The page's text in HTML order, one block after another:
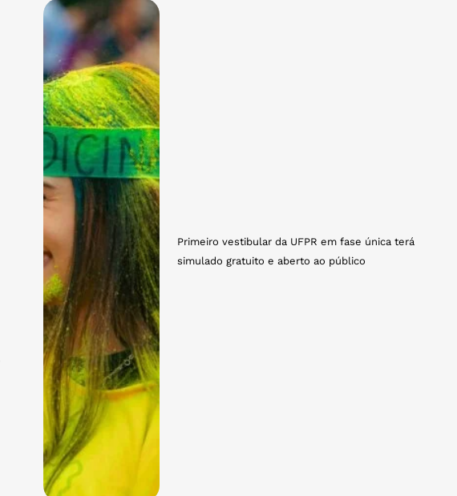
Primeiro vestibular da UFPR em fase única terá
simulado gratuito e aberto ao público